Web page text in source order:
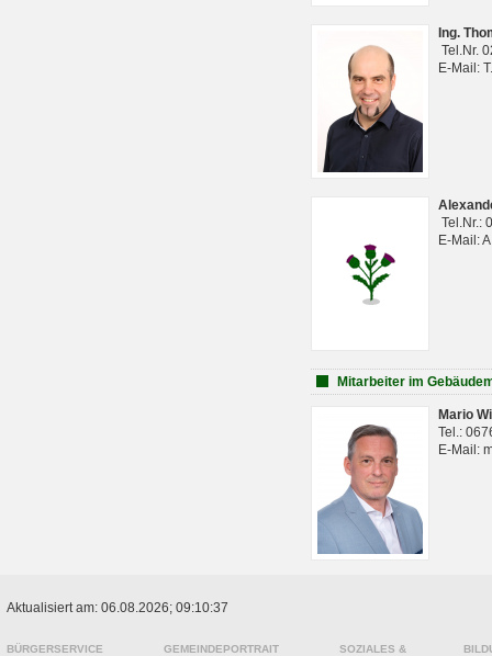
Ing.
Tel.Nr.
E-Mail:
Tel.Nr.:
E-Mail:
Mitarbeiter im
Mario
Tel.:
E-Mail:
Aktualisiert am: 06.08.2026; 09:10:37
BÜRGERSERVICE
GEMEINDEPORTRAIT
SOZIALES &